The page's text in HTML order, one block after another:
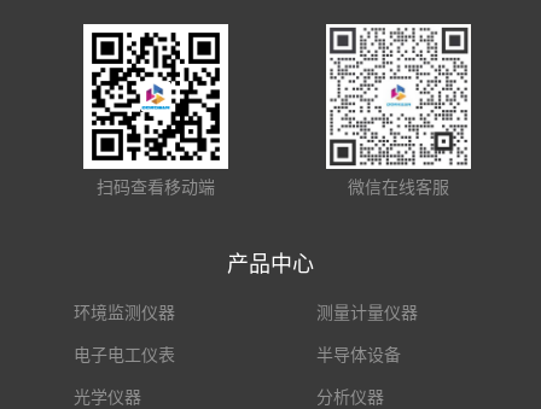
扫码查看移动端 微信在线客服
产品中心
环境监测仪器 测量计量仪器
电子电工仪表 半导体设备
光学仪器 分析仪器